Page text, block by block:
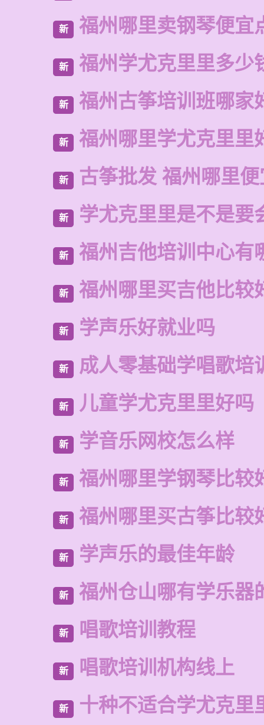
新 福州哪里卖钢琴便宜
新 福州学尤克里里多少
新 福州古筝培训班哪家
新 福州哪里学尤克里里
新 古筝批发 福州哪里
新 学尤克里里是不是要
新 福州吉他培训中心有
新 福州哪里买吉他比较
新 学声乐好就业吗
新 成人零基础学唱歌培
新 儿童学尤克里里好吗
新 学音乐网校怎么样
新 福州哪里学钢琴比较
新 福州哪里买古筝比较
新 学声乐的最佳年龄
新 福州仓山哪有学乐器
新 唱歌培训教程
新 唱歌培训机构线上
新 十种不适合学尤克里